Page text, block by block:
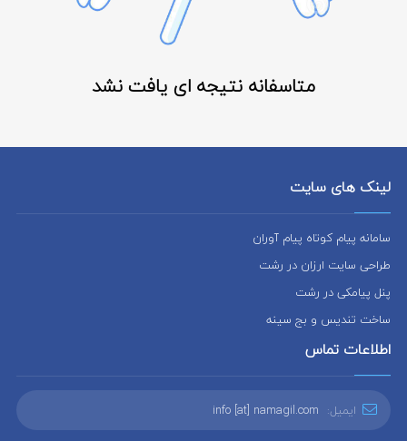
متاسفانه نتیجه ای یافت نشد
لینک های سایت
سامانه پیام کوتاه پیام آوران
طراحی سایت ارزان در رشت
پنل پیامکی در رشت
ساخت تندیس و بج سینه
اطلاعات تماس
ایمیل: info [at] namagil.com